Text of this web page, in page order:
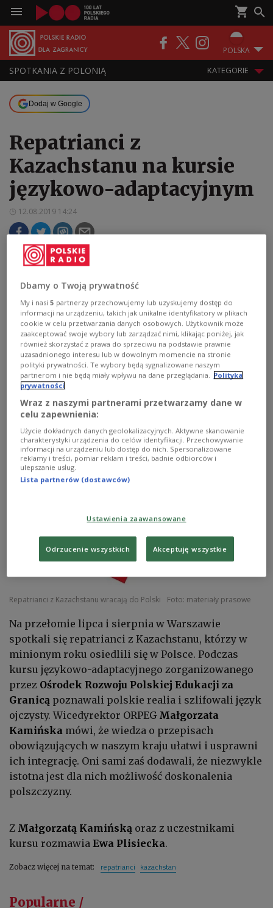
POLSKA
SPOTKANIA Z POLONIĄ KATEGORIE
Dodaj w Google
Repatrianci z
Kazachstanu na kursie
językowo-adaptacyjnym
12.08.2019 14:24
Poznają język i przepisy prawne, aby łatwiej
Wicedyrektor ORPEG Małgorzata Kamińska
mówi, że wiedza o przepisach obowiązujących w
naszym kraju ułatwi i usprawni ich integrację.
AUDIO 1
 07'19 
Repatrianci z Kazachstanu na kursie językowo-adaptacyjnym -
rozmowa Ewy Plisieckiej [posłuchaj]
Repatrianci z Kazachstanu wracają do Polski Foto: materiały prasowe
Na przełomie lipca i sierpnia w Warszawie
spotkali się repatrianci z Kazachstanu, którzy w
minionym roku osiedlili się w Polsce. Podczas
kursu językowo-adaptacyjnego zorganizowanego
przez Ośrodek Rozwoju Polskiej Edukacji za
Granicą poznawali polskie realia i szlifowali język
ojczysty. Wicedyrektor ORPEG Małgorzata
Kamińska mówi, że wiedza o przepisach
obowiązujących w naszym kraju ułatwi i usprawni
ich integrację. Oni sami zaś dodawali, że niezwykle
istotna jest dla nich możliwość doskonalenia
polszczyzny.
Z Małgorzatą Kamińską oraz z uczestnikami
kursu rozmawia Ewa Plisiecka.
Zobacz więcej na temat: repatrianci kazachstan
Popularne /
Dbamy o Twoją prywatność
My i nasi5 partnerzy przechowujemy lub uzyskujemy dostęp do
informacji na urządzeniu, takich jak unikalne identyfikatory w plikach
cookie w celu przetwarzania danych osobowych. Użytkownik może
zaakceptować swoje wybory lub zarządzać nimi, klikając poniżej, jak
również skorzystać z prawa do sprzeciwu na podstawie prawnie
uzasadnionego interesu lub w dowolnym momencie na stronie
polityki prywatności. Te wybory będą sygnalizowane naszym
partnerom i nie będą miały wpływu na dane przeglądania. Polityka
prywatności
Wraz z naszymi partnerami przetwarzamy dane w
celu zapewnienia:
Użycie dokładnych danych geolokalizacyjnych. Aktywne skanowanie
charakterystyki urządzenia do celów identyfikacji. Przechowywanie
informacji na urządzeniu lub dostęp do nich. Spersonalizowane
reklamy i treści, pomiar reklam i treści, badnie odbiorców i
ulepszanie usług.
Lista partnerów (dostawców)
Ustawienia zaawansowane
Odrzucenie wszystkich Akceptuję wszystkie